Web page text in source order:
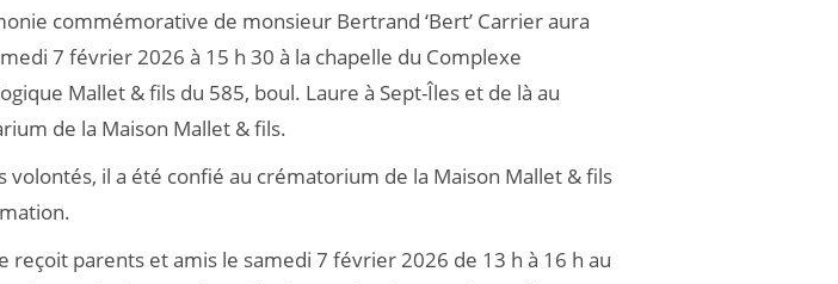
commémorative de monsieur Bertrand ‘Bert’ Carrier aura
7 février 2026 à 15 h 30 à la chapelle du Complexe
Mallet & fils du 585, boul. Laure à Sept-Îles et de là au
de la Maison Mallet & fils.
volontés, il a été confié au crématorium de la Maison Mallet & fils
reçoit parents et amis le samedi 7 février 2026 de 13 h à 16 h au